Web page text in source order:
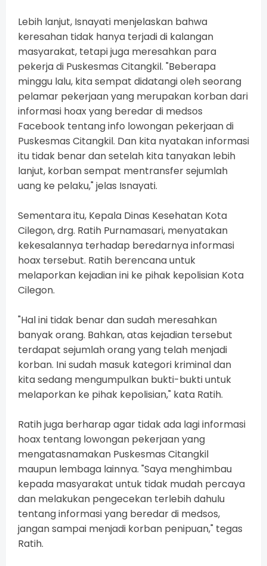
Lebih lanjut, Isnayati menjelaskan bahwa
keresahan tidak hanya terjadi di kalangan
masyarakat, tetapi juga meresahkan para
pekerja di Puskesmas Citangkil. "Beberapa
minggu lalu, kita sempat didatangi oleh seorang
pelamar pekerjaan yang merupakan korban dari
informasi hoax yang beredar di medsos
Facebook tentang info lowongan pekerjaan di
Puskesmas Citangkil. Dan kita nyatakan informasi
itu tidak benar dan setelah kita tanyakan lebih
lanjut, korban sempat mentransfer sejumlah
uang ke pelaku," jelas Isnayati.
Sementara itu, Kepala Dinas Kesehatan Kota
Cilegon, drg. Ratih Purnamasari, menyatakan
kekesalannya terhadap beredarnya informasi
hoax tersebut. Ratih berencana untuk
melaporkan kejadian ini ke pihak kepolisian Kota
Cilegon.
"Hal ini tidak benar dan sudah meresahkan
banyak orang. Bahkan, atas kejadian tersebut
terdapat sejumlah orang yang telah menjadi
korban. Ini sudah masuk kategori kriminal dan
kita sedang mengumpulkan bukti-bukti untuk
melaporkan ke pihak kepolisian," kata Ratih.
Ratih juga berharap agar tidak ada lagi informasi
hoax tentang lowongan pekerjaan yang
mengatasnamakan Puskesmas Citangkil
maupun lembaga lainnya. "Saya menghimbau
kepada masyarakat untuk tidak mudah percaya
dan melakukan pengecekan terlebih dahulu
tentang informasi yang beredar di medsos,
jangan sampai menjadi korban penipuan," tegas
Ratih.